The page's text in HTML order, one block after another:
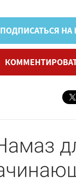
ПОДПИСАТЬСЯ НА